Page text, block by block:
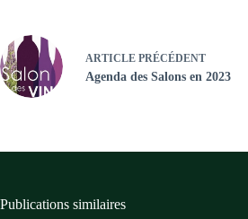
ARTICLE PRÉCÉDENT
Agenda des Salons en 2023
Publications similaires